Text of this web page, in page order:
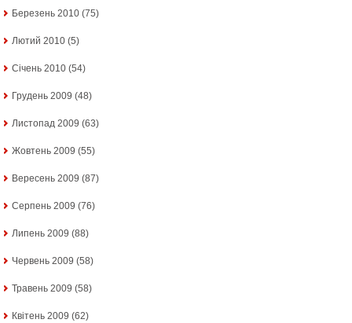
Березень 2010 (75)
Лютий 2010 (5)
Січень 2010 (54)
Грудень 2009 (48)
Листопад 2009 (63)
Жовтень 2009 (55)
Вересень 2009 (87)
Серпень 2009 (76)
Липень 2009 (88)
Червень 2009 (58)
Травень 2009 (58)
Квітень 2009 (62)